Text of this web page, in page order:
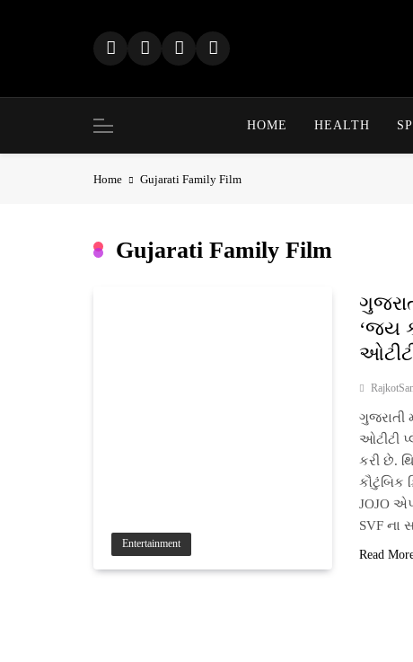
HOME HEALTH
Home Gujarati Family Film
Gujarati Family Film
Entertainment
‘જય
ગુજરાતી
ઓટીટી
કરી છે.
કૌટુંબિક
JOJO
SVF ના
Read